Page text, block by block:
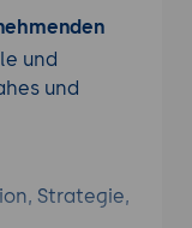
und
und
Strategie,